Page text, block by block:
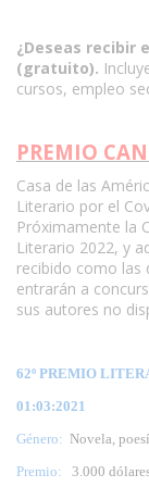
¿Deseas recibir
(gratuito).
cursos, empleo
PREMIO
Casa de las
Literario por el
Próximamente la
Literario 2022, y
recibido como las
entrarán a
sus autores no
62º PREMIO
01:03:2021
Género: Novela,
Premio:
3.000